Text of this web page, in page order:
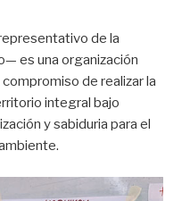
de la
es una organización
de realizar la
integral bajo
y sabiduria para el